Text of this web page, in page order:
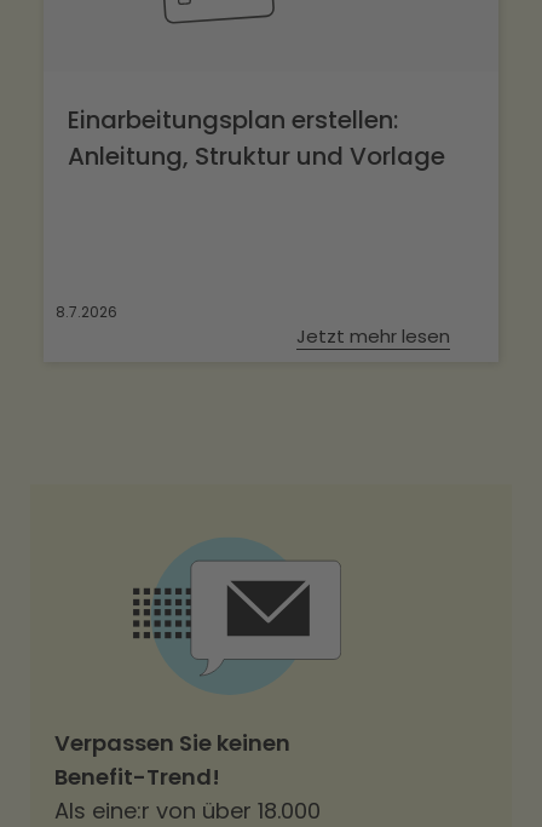
Einarbeitungsplan erstellen:
Anleitung, Struktur und Vorlage
8.7.2026
Jetzt mehr lesen
Verpassen Sie keinen
Benefit-Trend!
Als eine:r von über 18.000